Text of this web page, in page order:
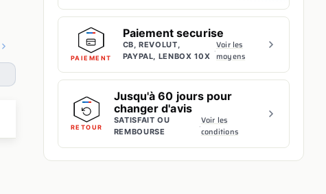
PAIEMENT
Paiement securise
CB, REVOLUT,
PAYPAL, LENBOX 10X ·Voir les
moyens
RETOUR
Jusqu'à 60 jours pour
changer d'avis
SATISFAIT OU
REMBOURSE
·Voir les
conditions